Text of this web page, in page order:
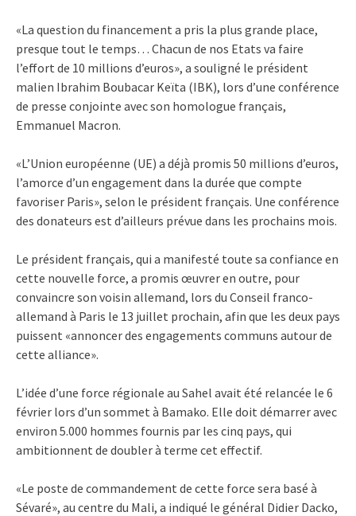
«La question du financement a pris la plus grande place,
presque tout le temps… Chacun de nos Etats va faire
l’effort de 10 millions d’euros», a souligné le président
malien Ibrahim Boubacar Keïta (IBK), lors d’une conférence
de presse conjointe avec son homologue français,
Emmanuel Macron.
«L’Union européenne (UE) a déjà promis 50 millions d’euros,
l’amorce d’un engagement dans la durée que compte
favoriser Paris», selon le président français. Une conférence
des donateurs est d’ailleurs prévue dans les prochains mois.
Le président français, qui a manifesté toute sa confiance en
cette nouvelle force, a promis œuvrer en outre, pour
convaincre son voisin allemand, lors du Conseil franco-
allemand à Paris le 13 juillet prochain, afin que les deux pays
puissent «annoncer des engagements communs autour de
cette alliance».
L’idée d’une force régionale au Sahel avait été relancée le 6
février lors d’un sommet à Bamako. Elle doit démarrer avec
environ 5.000 hommes fournis par les cinq pays, qui
ambitionnent de doubler à terme cet effectif.
«Le poste de commandement de cette force sera basé à
Sévaré», au centre du Mali, a indiqué le général Didier Dacko,